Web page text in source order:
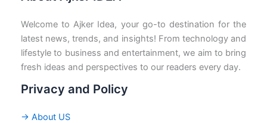
Welcome to Ajker Idea, your go-to destination for the
latest news, trends, and insights! From technology and
lifestyle to business and entertainment, we aim to bring
fresh ideas and perspectives to our readers every day.
Privacy and Policy
→ About US